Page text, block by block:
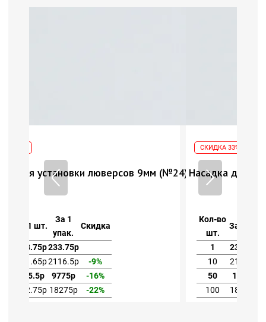
9мм (№24)Насадка для установки люверсов 9мм (№24)
Кол-во
шт.
За 1 шт.
1
10
211.65р
50
195.5р
100
182.75р